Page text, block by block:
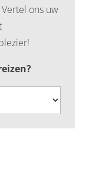
ons uw